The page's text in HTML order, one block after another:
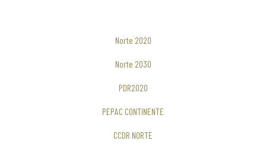
Norte 2020
Norte 2030
PDR2020
PEPAC CONTINENTE
CCDR NORTE